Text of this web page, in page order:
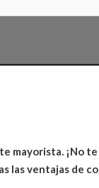
mayorista. ¡No te
las ventajas de